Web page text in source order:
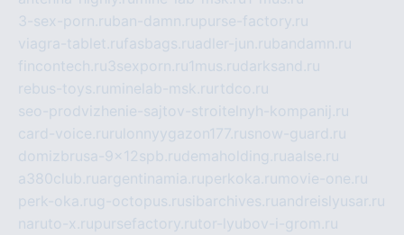
3-sex-porn.ruban-damn.rupurse-factory.ru
viagra-tablet.rufasbags.ruadler-jun.rubandamn.ru
fincontech.ru3sexporn.ru1mus.rudarksand.ru
rebus-toys.ru minelab-msk.ru rtdco.ru
seo-prodvizhenie-sajtov-stroitelnyh-kompanij.ru
card-voice.ru rulonnyygazon177.rusnow-guard.ru
domizbrusa-9x12spb.rudemaholding.ruaalse.ru
a380club.ruargentinamia.ruperkoka.ru movie-one.ru
perk-oka.rug-octopus.rusibarchives.ruandreislyusar.ru
naruto-x.rupursefactory.rutor-lyubov-i-grom.ru